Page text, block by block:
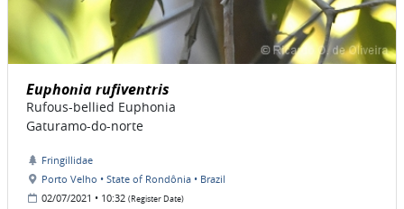
Euphonia rufiventris
Rufous-bellied Euphonia
Gaturamo-do-norte
Fringillidae
Porto Velho • State of Rondônia • Brazil
02/07/2021 • 10:32 (Register Date)